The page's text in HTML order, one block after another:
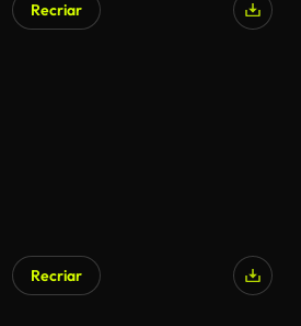
Recriar
Recriar